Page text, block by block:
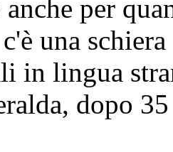
per
una
in lingua
dopo